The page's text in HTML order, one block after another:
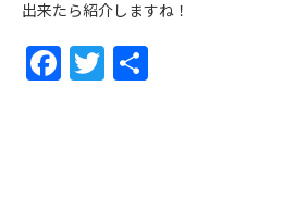
出来たら紹介しますね！
F
T